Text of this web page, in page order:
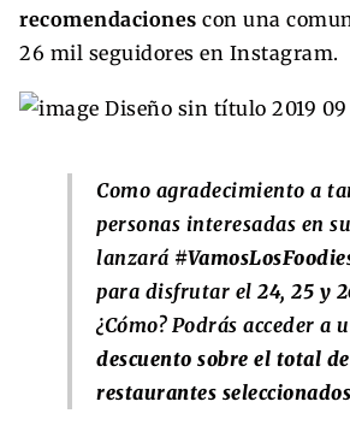
recomendaciones con una
26 mil seguidores en Instagram.
Como agradecimiento a
personas interesadas en
lanzará
para disfrutar el 24, 25 y
¿Cómo? Podrás acceder a
descuento sobre el total
restaurantes seleccionados